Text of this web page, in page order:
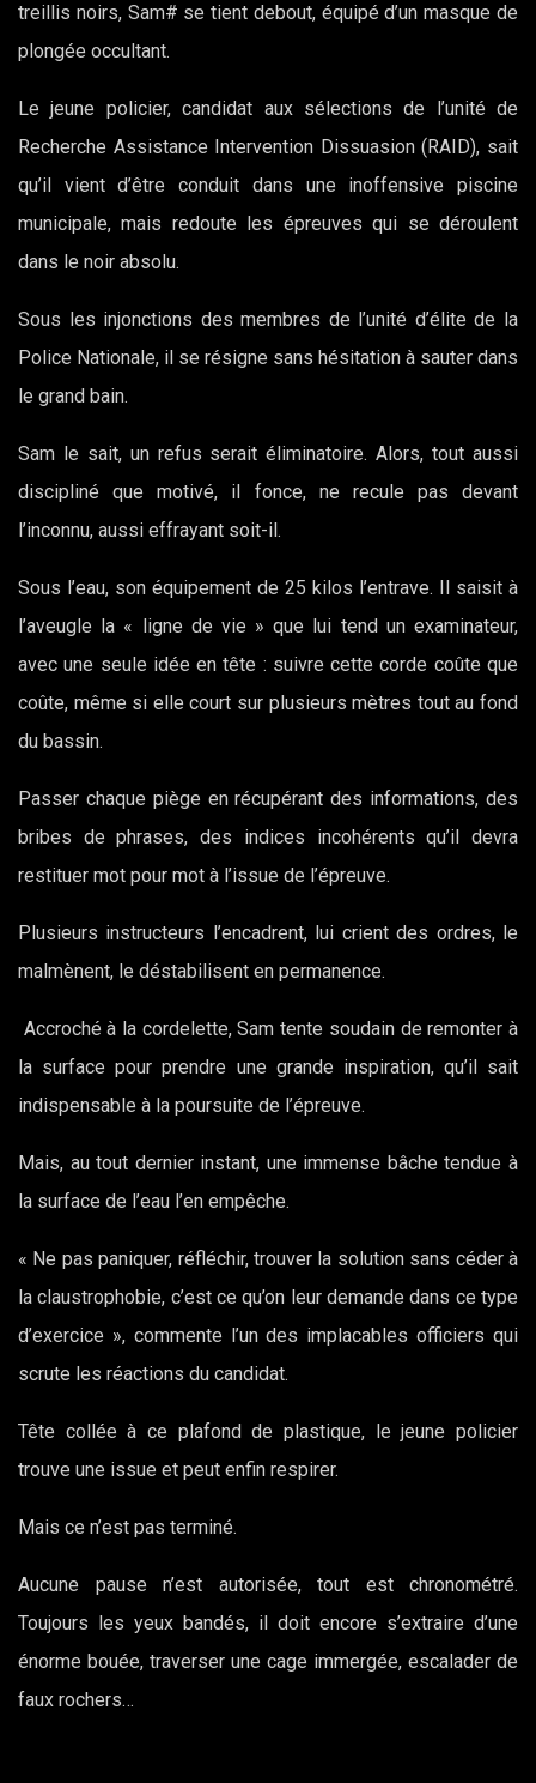
treillis noirs, Sam# se tient debout, équipé d’un masque de
plongée occultant.
Le jeune policier, candidat aux sélections de l’unité de
Recherche Assistance Intervention Dissuasion (RAID), sait
qu’il vient d’être conduit dans une inoffensive piscine
municipale, mais redoute les épreuves qui se déroulent
dans le noir absolu.
Sous les injonctions des membres de l’unité d’élite de la
Police Nationale, il se résigne sans hésitation à sauter dans
le grand bain.
Sam le sait, un refus serait éliminatoire. Alors, tout aussi
discipliné que motivé, il fonce, ne recule pas devant
l’inconnu, aussi effrayant soit-il.
Sous l’eau, son équipement de 25 kilos l’entrave. Il saisit à
l’aveugle la « ligne de vie » que lui tend un examinateur,
avec une seule idée en tête : suivre cette corde coûte que
coûte, même si elle court sur plusieurs mètres tout au fond
du bassin.
Passer chaque piège en récupérant des informations, des
bribes de phrases, des indices incohérents qu’il devra
restituer mot pour mot à l’issue de l’épreuve.
Plusieurs instructeurs l’encadrent, lui crient des ordres, le
malmènent, le déstabilisent en permanence.
Accroché à la cordelette, Sam tente soudain de remonter à
la surface pour prendre une grande inspiration, qu’il sait
indispensable à la poursuite de l’épreuve.
Mais, au tout dernier instant, une immense bâche tendue à
la surface de l’eau l’en empêche.
« Ne pas paniquer, réfléchir, trouver la solution sans céder à
la claustrophobie, c’est ce qu’on leur demande dans ce type
d’exercice », commente l’un des implacables officiers qui
scrute les réactions du candidat.
Tête collée à ce plafond de plastique, le jeune policier
trouve une issue et peut enfin respirer.
Mais ce n’est pas terminé.
Aucune pause n’est autorisée, tout est chronométré.
Toujours les yeux bandés, il doit encore s’extraire d’une
énorme bouée, traverser une cage immergée, escalader de
faux rochers…